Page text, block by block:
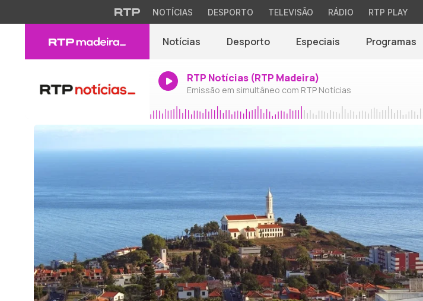
NOTÍCIAS DESPORTO TELEVISÃO RÁDIO RTP PLAY
Notícias Desporto Especiais Programas
RTP Notícias (RTP Madeira)
Emissão em simultâneo com RTP Notícias